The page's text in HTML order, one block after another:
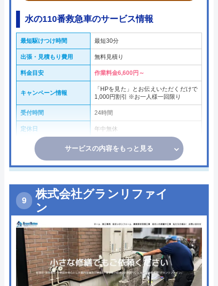
水の110番救急車のサービス情報
最短駆けつけ時間 最短30分
出張・見積もり費用 無料見積り
料金目安 作業料金6,600円～
キャンペーン情報
「HPを見た」とお伝えいただくだけで
1,000円割引 ※お一人様一回限り
受付時間 24時間
定休日 年中無休
サービスの内容をもっと見る
株式会社グランリファイ
ン